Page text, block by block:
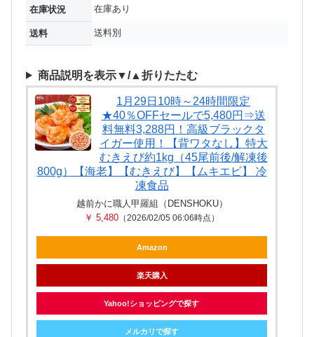
在庫状況 在庫あり
送料 送料別
商品説明を表示▼/▲折りたたむ
1月29日10時～24時間限定
★40％OFFセールで5,480円⇒送
料無料3,288円！高級ブラックタ
イガー使用！【背ワタなし】特大
むきえび約1kg（45尾前後/解凍後
800g）【海老】【むきえび】【ムキエビ】 冷
凍食品
越前かに職人甲羅組（DENSHOKU）
￥ 5,480 （2026/02/05 06:06時点）
Amazon
楽天購入
Yahoo!ショッピングで探す
メルカリで探す